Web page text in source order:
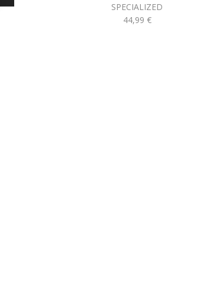
SPECIALIZED
44,99 €